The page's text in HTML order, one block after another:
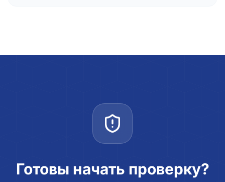
Готовы начать проверку?